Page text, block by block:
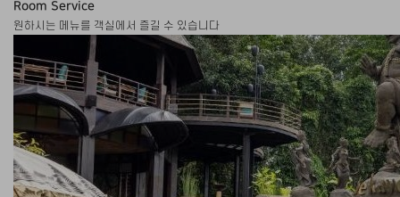
Room Service
원하시는 메뉴를 객실에서 즐길 수 있습니다